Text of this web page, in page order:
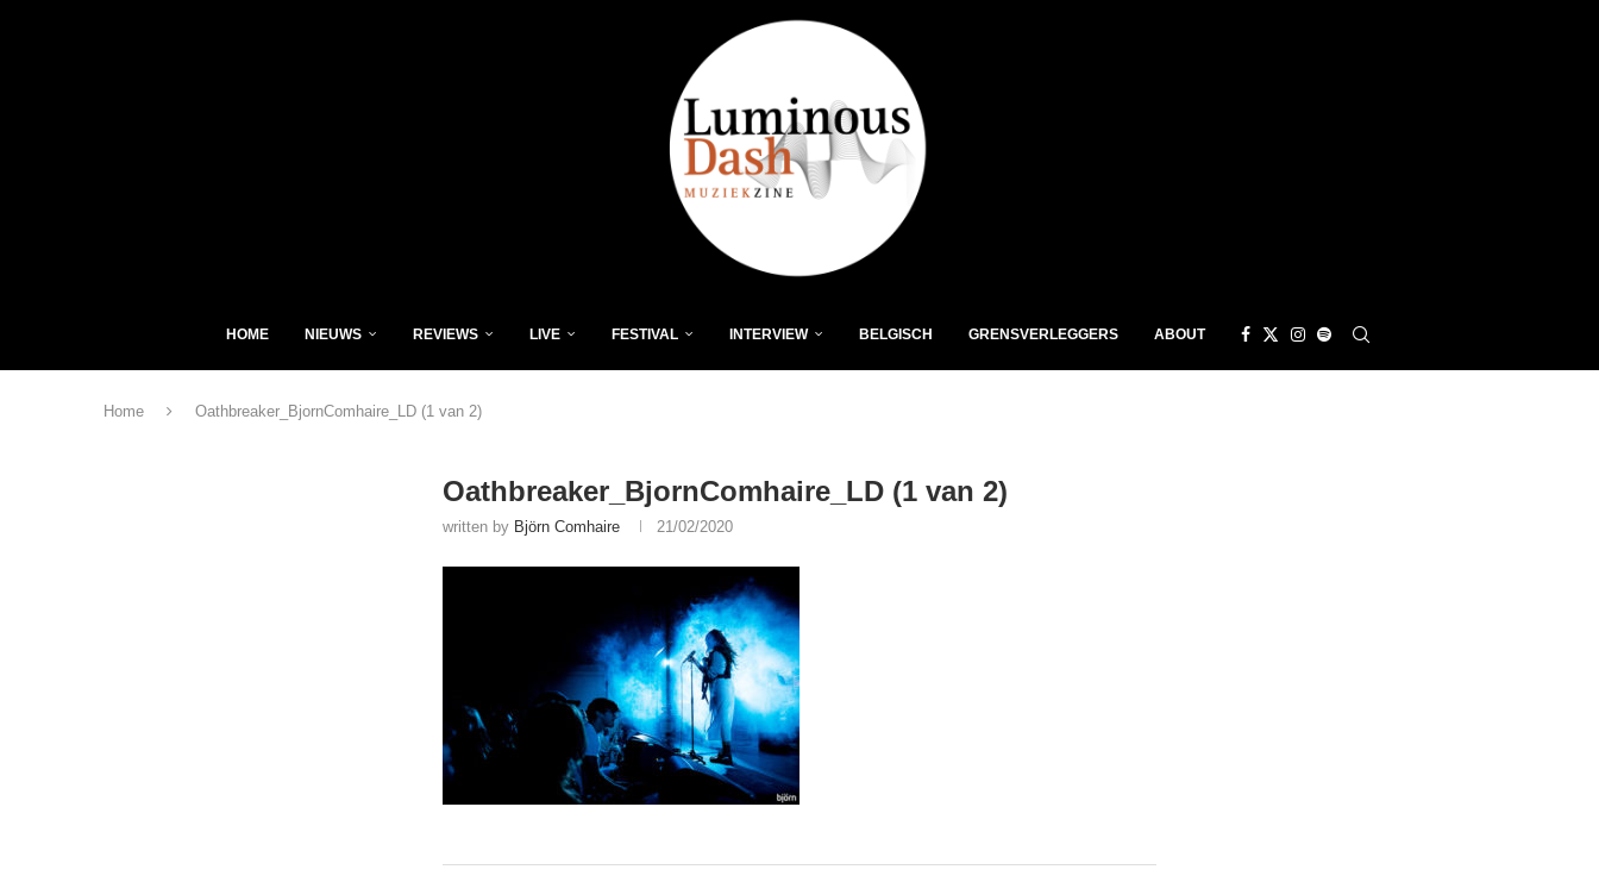
HOME NIEUWS REVIEWS LIVE FESTIVAL INTERVIEW BELGISCH GRENSVERLEGGERS ABOUT
Home Oathbreaker_BjornComhaire_LD (1 van 2)
Oathbreaker_BjornComhaire_LD (1 van 2)
written by Björn Comhaire 21/02/2020